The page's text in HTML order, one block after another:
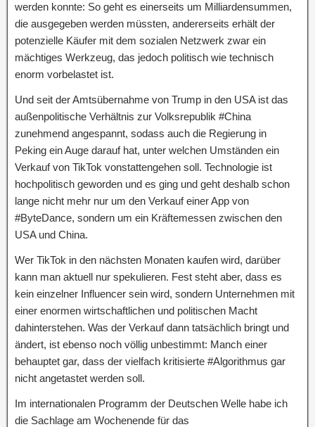
werden konnte: So geht es einerseits um Milliardensummen,
die ausgegeben werden müssten, andererseits erhält der
potenzielle Käufer mit dem sozialen Netzwerk zwar ein
mächtiges Werkzeug, das jedoch politisch wie technisch
enorm vorbelastet ist.
Und seit der Amtsübernahme von Trump in den USA ist das
außenpolitische Verhältnis zur Volksrepublik #China
zunehmend angespannt, sodass auch die Regierung in
Peking ein Auge darauf hat, unter welchen Umständen ein
Verkauf von TikTok vonstattengehen soll. Technologie ist
hochpolitisch geworden und es ging und geht deshalb schon
lange nicht mehr nur um den Verkauf einer App von
#ByteDance, sondern um ein Kräftemessen zwischen den
USA und China.
Wer TikTok in den nächsten Monaten kaufen wird, darüber
kann man aktuell nur spekulieren. Fest steht aber, dass es
kein einzelner Influencer sein wird, sondern Unternehmen mit
einer enormen wirtschaftlichen und politischen Macht
dahinterstehen. Was der Verkauf dann tatsächlich bringt und
ändert, ist ebenso noch völlig unbestimmt: Manch einer
behauptet gar, dass der vielfach kritisierte #Algorithmus gar
nicht angetastet werden soll.
Im internationalen Programm der Deutschen Welle habe ich
die Sachlage am Wochenende für das